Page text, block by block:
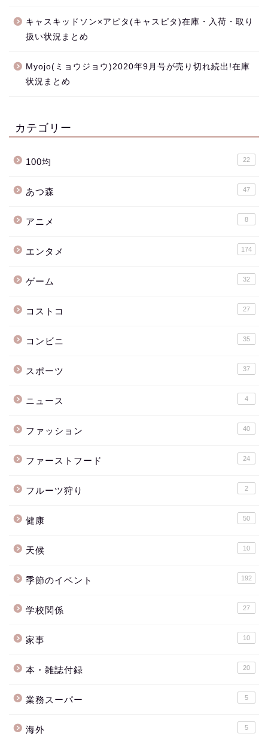
キャスキッドソン×アピタ(キャスピタ)在庫・入荷・取り
扱い状況まとめ
Myojo(ミョウジョウ)2020年9月号が売り切れ続出!在庫
状況まとめ
カテゴリー
100均 22
あつ森 47
アニメ 8
エンタメ 174
ゲーム 32
コストコ 27
コンビニ 35
スポーツ 37
ニュース 4
ファッション 40
ファーストフード 24
フルーツ狩り 2
健康 50
天候 10
季節のイベント 192
学校関係 27
家事 10
本・雑誌付録 20
業務スーパー 5
海外 5